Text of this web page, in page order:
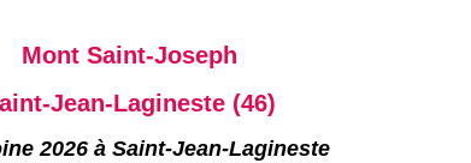
Mont Saint-Joseph
Jean-Lagineste (46)
2026 à Saint-Jean-Lagineste